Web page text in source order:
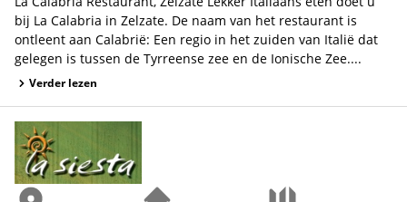
bij La Calabria in Zelzate. De naam van het restaurant is
ontleent aan Calabrië: Een regio in het zuiden van Italië dat
gelegen is tussen de Tyrreense zee en de Ionische Zee....
Verder lezen